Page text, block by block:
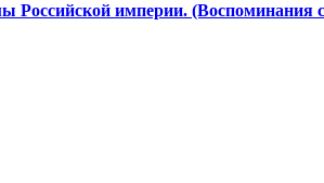
Российской империи.